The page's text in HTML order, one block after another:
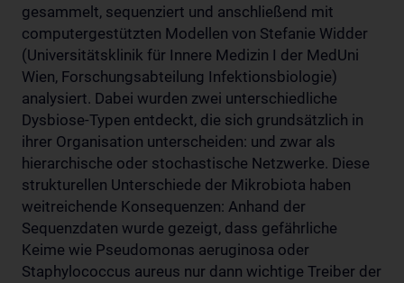
gesammelt, sequenziert und anschließend mit
computergestützten Modellen von Stefanie Widder
(Universitätsklinik für Innere Medizin I der MedUni
Wien, Forschungsabteilung Infektionsbiologie)
analysiert. Dabei wurden zwei unterschiedliche
Dysbiose-Typen entdeckt, die sich grundsätzlich in
ihrer Organisation unterscheiden: und zwar als
hierarchische oder stochastische Netzwerke. Diese
strukturellen Unterschiede der Mikrobiota haben
weitreichende Konsequenzen: Anhand der
Sequenzdaten wurde gezeigt, dass gefährliche
Keime wie Pseudomonas aeruginosa oder
Staphylococcus aureus nur dann wichtige Treiber der